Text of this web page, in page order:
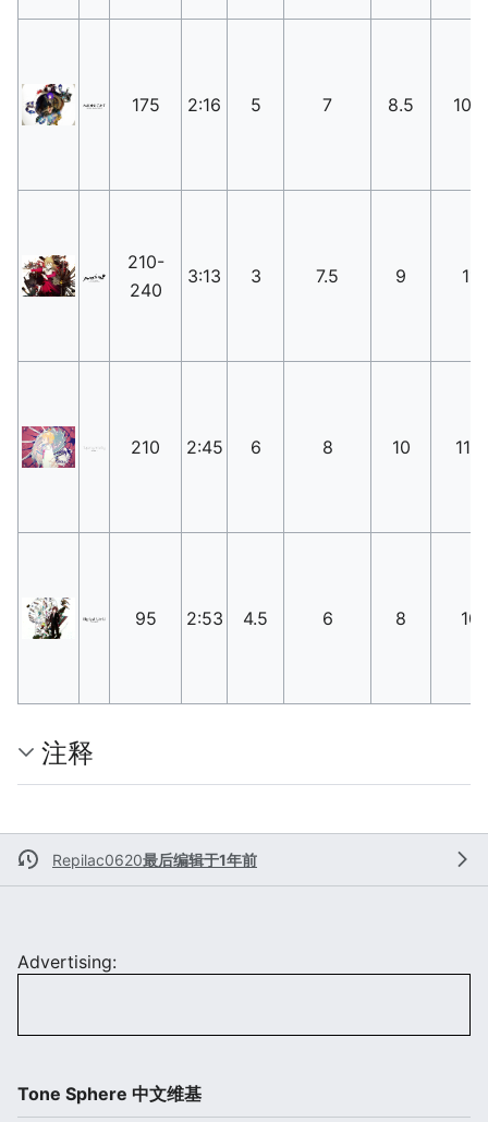
175 2:16 5 7 8.5 10.5
210-
240
3:13 3 7.5 9 11
210 2:45 6 8 10 11.5
95 2:53 4.5 6 8 10
注释
Repilac0620最后编辑于1年前
Advertising:
Tone Sphere 中文维基